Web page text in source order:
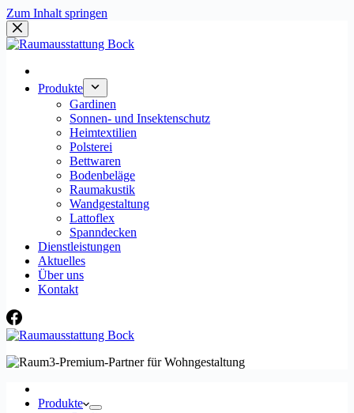
Zum Inhalt springen
Produkte
Gardinen
Sonnen- und Insektenschutz
Heimtextilien
Polsterei
Bettwaren
Bodenbeläge
Raumakustik
Wandgestaltung
Lattoflex
Spanndecken
Dienstleistungen
Aktuelles
Über uns
Kontakt
Produkte